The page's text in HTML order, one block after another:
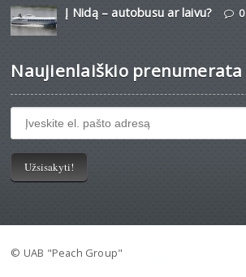
Į Nidą – autobusu ar laivu? 0
Naujienlaiškio prenumerata
© UAB "Peach Group"